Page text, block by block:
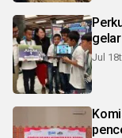
Jul